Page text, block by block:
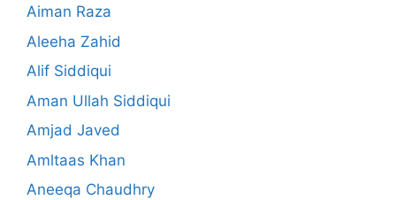
Aiman Raza
Aleeha Zahid
Alif Siddiqui
Aman Ullah Siddiqui
Amjad Javed
Amltaas Khan
Aneeqa Chaudhry